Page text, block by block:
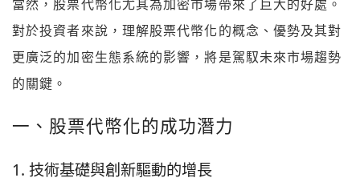
當然，股票代幣化尤其為加密市場帶來了巨大的好處。
對於投資者來說，理解股票代幣化的概念、優勢及其對
更廣泛的加密生態系統的影響，將是駕馭未來市場趨勢
的關鍵。
一、股票代幣化的成功潛力
1. 技術基礎與創新驅動的增長